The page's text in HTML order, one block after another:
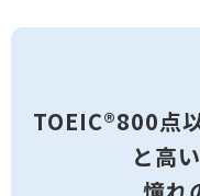
TOEIC®800点
と高